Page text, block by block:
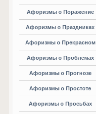
Афоризмы о Поражение
Афоризмы о Праздниках
Афоризмы о Прекрасном
Афоризмы о Проблемах
Афоризмы о Прогнозе
Афоризмы о Простоте
Афоризмы о Просьбах